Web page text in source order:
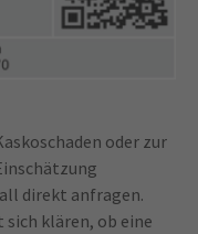
oder zur
direkt anfragen.
klären, ob eine